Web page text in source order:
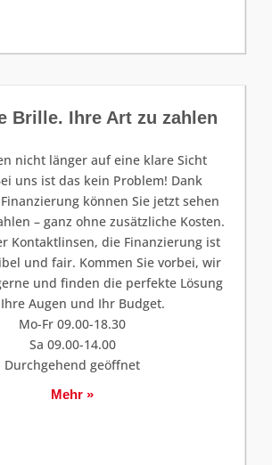
Brille. Ihre Art zu zahlen
nicht länger auf eine klare Sicht
uns ist das kein Problem! Dank
können Sie jetzt sehen
– ganz ohne zusätzliche Kosten.
Kontaktlinsen, die Finanzierung ist
und fair. Kommen Sie vorbei, wir
und finden die perfekte Lösung
Augen und Ihr Budget.
Mo-Fr 09.00-18.30
Sa 09.00-14.00
Durchgehend geöffnet
Mehr »